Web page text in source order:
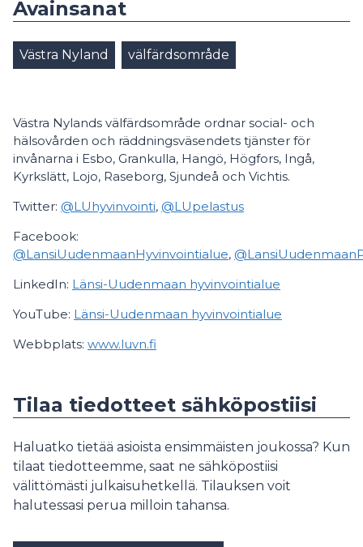
Avainsanat
Västra Nyland välfärdsområde
Västra Nylands välfärdsområde ordnar social- och
hälsovården och räddningsväsendets tjänster för
invånarna i Esbo, Grankulla, Hangö, Högfors, Ingå,
Kyrkslätt, Lojo, Raseborg, Sjundeå och Vichtis.
Twitter: @LUhyvinvointi, @LUpelastus
Facebook:
@LansiUudenmaanHyvinvointialue,
LinkedIn: Länsi-Uudenmaan hyvinvointialue
YouTube: Länsi-Uudenmaan hyvinvointialue
Webbplats: www.luvn.fi
Tilaa tiedotteet sähköpostiisi
Haluatko tietää asioista ensimmäisten joukossa? Kun
tilaat tiedotteemme, saat ne sähköpostiisi
välittömästi julkaisuhetkellä. Tilauksen voit
halutessasi perua milloin tahansa.